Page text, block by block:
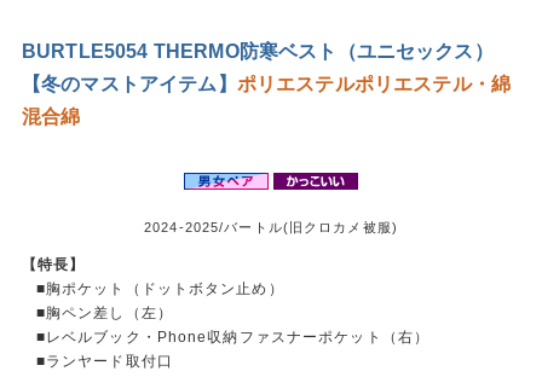
BURTLE5054 THERMO防寒ベスト（ユニセックス）
【冬のマストアイテム】 ポリエステルポリエステル・綿
混合綿
2024-2025/バートル(旧クロカメ被服)
【特長】
■胸ポケット（ドットボタン止め）
■胸ペン差し（左）
■レベルブック・Phone収納ファスナーポケット（右）
■ランヤード取付口